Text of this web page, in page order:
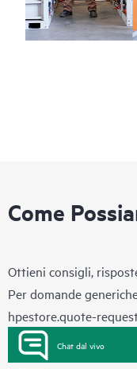
Come
Ottieni consigli,
Per domande
hpestore.quote-
Chat dal vivo